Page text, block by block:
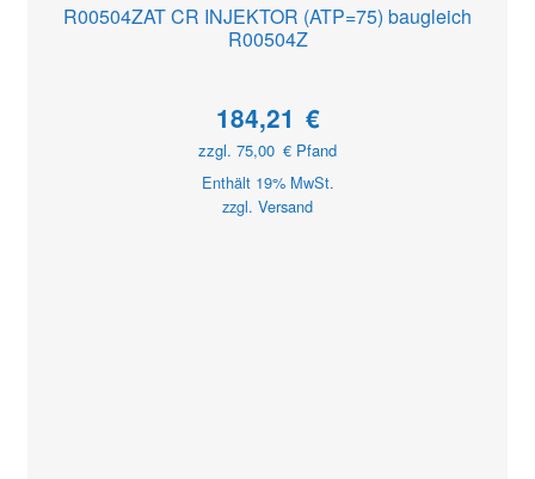
R00504ZAT CR INJEKTOR (ATP=75) baugleich
R00504Z
184,21 €
zzgl. 75,00 € Pfand
Enthält 19% MwSt.
zzgl. Versand